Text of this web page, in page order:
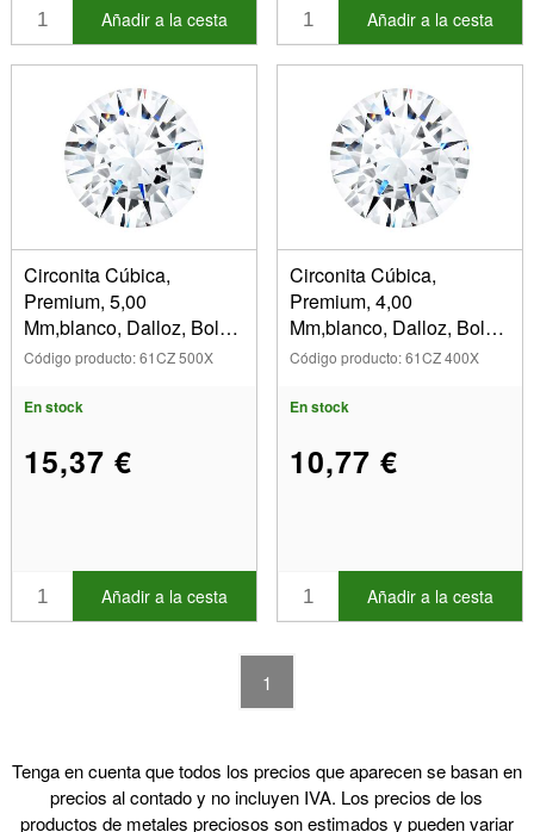
Añadir a la cesta Añadir a la cesta
Circonita Cúbica,
Premium, 5,00
Mm,blanco, Dalloz, Bolsa
De 10
Código producto: 61CZ 500X
En stock
15,37 €
Añadir a la cesta
Circonita Cúbica,
Premium, 4,00
Mm,blanco, Dalloz, Bolsa
De 10
Código producto: 61CZ 400X
En stock
10,77 €
Añadir a la cesta
1
Tenga en cuenta que todos los precios que aparecen se basan en
precios al contado y no incluyen IVA. Los precios de los
productos de metales preciosos son estimados y pueden variar